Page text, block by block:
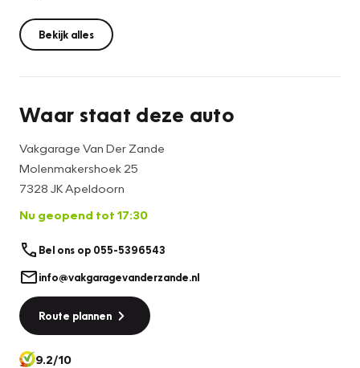
Bekijk alles
Waar staat deze auto
Vakgarage Van Der Zande
Molenmakershoek 25
7328 JK Apeldoorn
Nu geopend tot 17:30
Bel ons op 055-5396543
info@vakgaragevanderzande.nl
Route plannen
9.2/10